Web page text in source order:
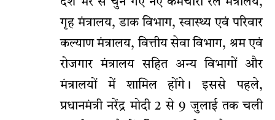
गृह मंत्रालय, डाक विभाग, स्वास्थ्य एवं परिवार
कल्याण मंत्रालय, वित्तीय सेवा विभाग, श्रम एवं
रोजगार मंत्रालय सहित अन्य विभागों और
मंत्रालयों में शामिल होंगे। इससे पहले,
प्रधानमंत्री नरेंद्र मोदी 2 से 9 जुलाई तक चली